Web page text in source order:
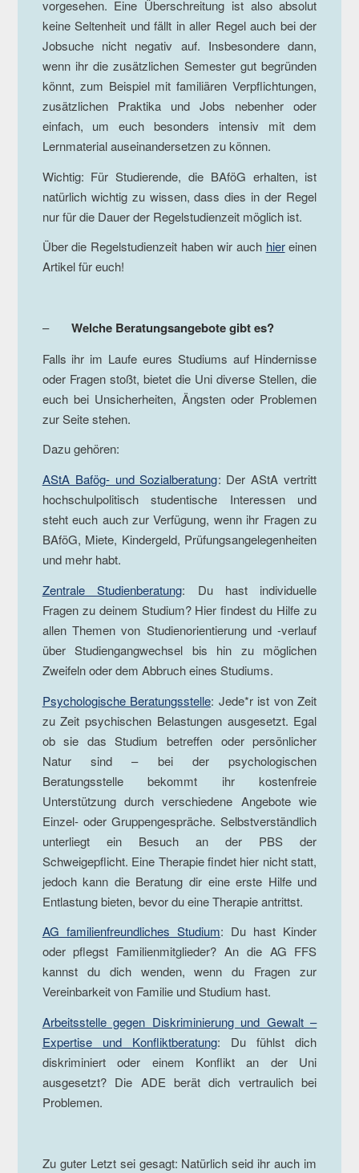
vorgesehen. Eine Überschreitung ist also absolut
keine Seltenheit und fällt in aller Regel auch bei der
Jobsuche nicht negativ auf. Insbesondere dann,
wenn ihr die zusätzlichen Semester gut begründen
könnt, zum Beispiel mit familiären Verpflichtungen,
zusätzlichen Praktika und Jobs nebenher oder
einfach, um euch besonders intensiv mit dem
Lernmaterial auseinandersetzen zu können.
Wichtig: Für Studierende, die BAföG erhalten, ist
natürlich wichtig zu wissen, dass dies in der Regel
nur für die Dauer der Regelstudienzeit möglich ist.
Über die Regelstudienzeit haben wir auch hiereinen
Artikel für euch!
– Welche Beratungsangebote gibt es?
Falls ihr im Laufe eures Studiums auf Hindernisse
oder Fragen stoßt, bietet die Uni diverse Stellen, die
euch bei Unsicherheiten, Ängsten oder Problemen
zur Seite stehen.
Dazu gehören:
AStA Bafög- und Sozialberatung: Der AStA vertritt
hochschulpolitisch studentische Interessen und
steht euch auch zur Verfügung, wenn ihr Fragen zu
BAföG, Miete, Kindergeld, Prüfungsangelegenheiten
und mehr habt.
Zentrale Studienberatung: Du hast individuelle
Fragen zu deinem Studium? Hier findest du Hilfe zu
allen Themen von Studienorientierung und -verlauf
über Studiengangwechsel bis hin zu möglichen
Zweifeln oder dem Abbruch eines Studiums.
Psychologische Beratungsstelle: Jede*r ist von Zeit
zu Zeit psychischen Belastungen ausgesetzt. Egal
ob sie das Studium betreffen oder persönlicher
Natur sind – bei der psychologischen
Beratungsstelle bekommt ihr kostenfreie
Unterstützung durch verschiedene Angebote wie
Einzel- oder Gruppengespräche. Selbstverständlich
unterliegt ein Besuch an der PBS der
Schweigepflicht. Eine Therapie findet hier nicht statt,
jedoch kann die Beratung dir eine erste Hilfe und
Entlastung bieten, bevor du eine Therapie antrittst.
AG familienfreundliches Studium: Du hast Kinder
oder pflegst Familienmitglieder? An die AG FFS
kannst du dich wenden, wenn du Fragen zur
Vereinbarkeit von Familie und Studium hast.
Arbeitsstelle gegen Diskriminierung und Gewalt –
Expertise und Konfliktberatung: Du fühlst dich
diskriminiert oder einem Konflikt an der Uni
ausgesetzt? Die ADE berät dich vertraulich bei
Problemen.
Zu guter Letzt sei gesagt: Natürlich seid ihr auch im